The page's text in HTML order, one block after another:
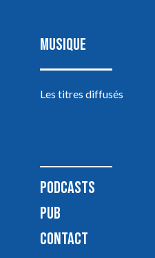
MUSIQUE
Les titres diffusés
PODCASTS
PUB
CONTACT